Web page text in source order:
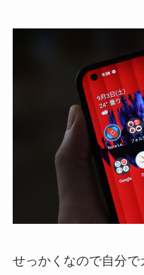
せっかくなので自分